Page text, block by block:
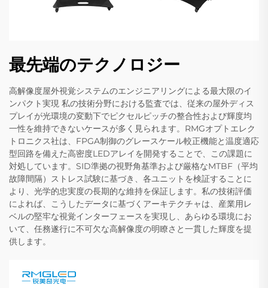
最先端のテクノロジー
高解像度屋外視覚システムのエンジニアリングによる最大限のイ
ンパクト実現 私の技術分野における監査では、従来の屋外ディス
プレイが光環境の変動下でピクセルピッチの整合性および輝度均
一性を維持できないケースが多く見られます。RMGオプトエレク
トロニクス社は、FPGA制御のグレースケール較正機能と温度適応
型回路を備えた高密度LEDアレイを開発することで、この課題に
対処しています。SID準拠の視野角基準および厳格なMTBF（平均
故障間隔）ストレス試験に基づき、各ユニットを検証することに
より、光学的忠実度の長期的な維持を保証します。私の技術評価
によれば、こうしたデータに基づくアーキテクチャは、産業用レ
ベルの堅牢な視覚インターフェースを実現し、あらゆる環境にお
いて、任務遂行に不可欠な高解像度の明瞭さと一貫した輝度を提
供します。